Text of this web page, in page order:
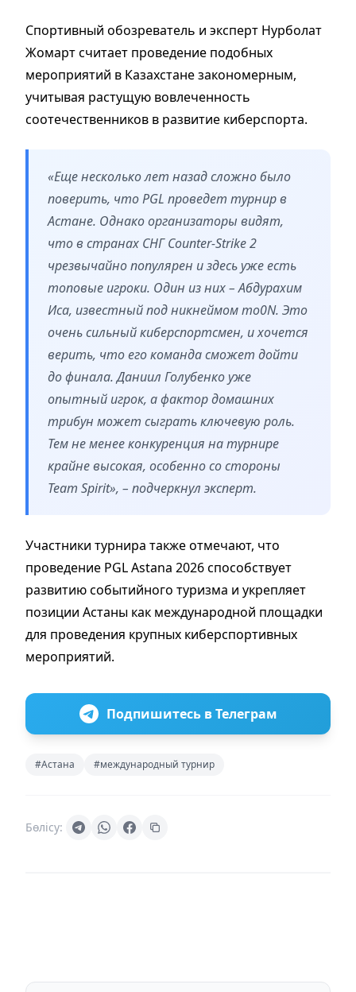
Спортивный обозреватель и эксперт Нурболат
Жомарт считает проведение подобных
мероприятий в Казахстане закономерным,
учитывая растущую вовлеченность
соотечественников в развитие киберспорта.
«Еще несколько лет назад сложно было
поверить, что PGL проведет турнир в
Астане. Однако организаторы видят,
что в странах СНГ Counter-Strike 2
чрезвычайно популярен и здесь уже есть
топовые игроки. Один из них – Абдурахим
Иса, известный под никнеймом mo0N. Это
очень сильный киберспортсмен, и хочется
верить, что его команда сможет дойти
до финала. Даниил Голубенко уже
опытный игрок, а фактор домашних
трибун может сыграть ключевую роль.
Тем не менее конкуренция на турнире
крайне высокая, особенно со стороны
Team Spirit», – подчеркнул эксперт.
Участники турнира также отмечают, что
проведение PGL Astana 2026 способствует
развитию событийного туризма и укрепляет
позиции Астаны как международной площадки
для проведения крупных киберспортивных
мероприятий.
Подпишитесь в Телеграм
#Астана #международный турнир
Бөлісу: